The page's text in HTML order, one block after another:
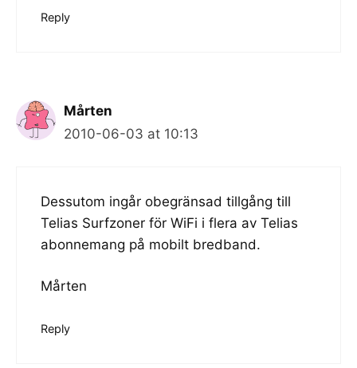
Reply
Mårten
2010-06-03 at 10:13
Dessutom ingår obegränsad tillgång till
Telias Surfzoner för WiFi i flera av Telias
abonnemang på mobilt bredband.
Mårten
Reply